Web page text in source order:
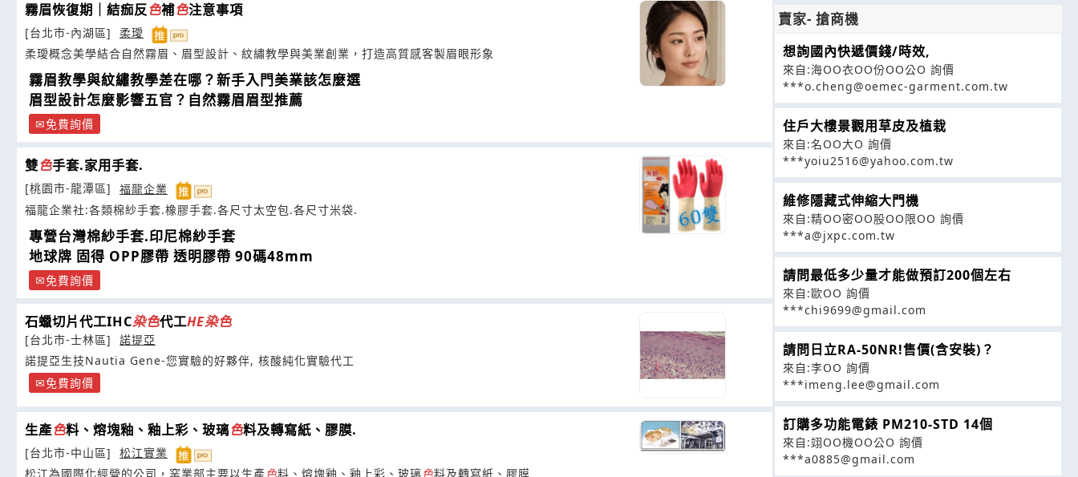
霧眉恢復期｜結痂反色補色注意事項
[台北市-內湖區]
柔璦
柔璦概念美學結合自然霧眉、眉型設計、紋繡教學與美業創業，打造高質感客製眉眼形象
霧眉教學與紋繡教學差在哪？新手入門美業該怎麼選
眉型設計怎麼影響五官？自然霧眉眉型推薦
免費詢價
雙色手套.家用手套.
[桃園市-龍潭區]
福龍企業
福龍企業社:各類棉紗手套.橡膠手套.各尺寸太空包.各尺寸米袋.
專營台灣棉紗手套.印尼棉紗手套
地球牌 固得 OPP膠帶 透明膠帶 90碼48mm
免費詢價
石蠟切片代工IHC染色代工HE染色
[台北市-士林區]
諾提亞
諾提亞生技Nautia Gene-您實驗的好夥伴, 核酸純化實驗代工
免費詢價
生產色料、熔塊釉、釉上彩、玻璃色料及轉寫紙、膠膜.
[台北市-中山區]
松江實業
松江為國際化經營的公司，窯業部主要以生產色料、熔塊釉、釉上彩、玻璃色料及轉寫紙、膠膜
賣家- 搶商機
想詢國內快遞價錢/時效,
來自:海OO衣OO份OO公O 詢價
***o.cheng@oemec-garment.com.tw
住戶大樓景觀用草皮及植栽
來自:名OO大O 詢價
***yoiu2516@yahoo.com.tw
維修隱藏式伸縮大門機
來自:精OO密OO股OO限OO 詢價
***a@jxpc.com.tw
請問最低多少量才能做預訂200個左右
來自:歐OO 詢價
***chi9699@gmail.com
請問日立RA-50NR!售價(含安裝)？
來自:李OO 詢價
***imeng.lee@gmail.com
訂購多功能電錶 PM210-STD 14個
來自:翊OO機OO公O 詢價
***a0885@gmail.com